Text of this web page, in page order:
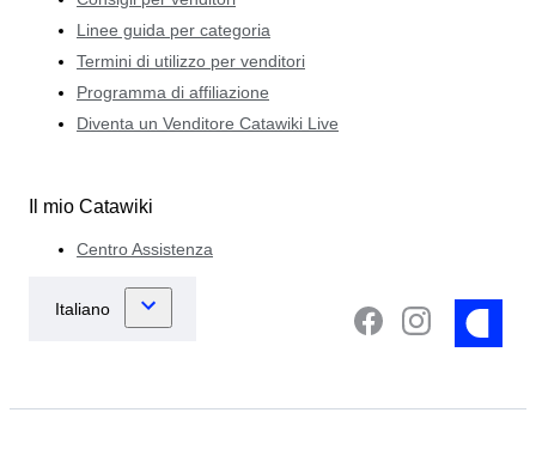
Linee guida per categoria
Termini di utilizzo per venditori
Programma di affiliazione
Diventa un Venditore Catawiki Live
Il mio Catawiki
Centro Assistenza